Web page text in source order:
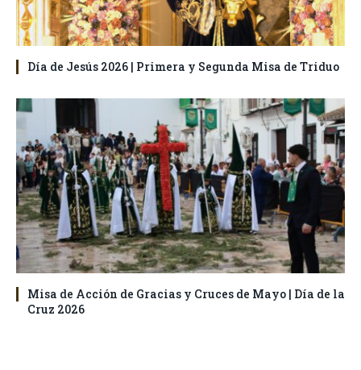
Día de Jesús 2026 | Primera y Segunda Misa de Triduo
Misa de Acción de Gracias y Cruces de Mayo | Día de la
Cruz 2026